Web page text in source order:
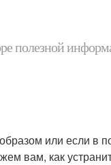
полезной
или если в
вам, как